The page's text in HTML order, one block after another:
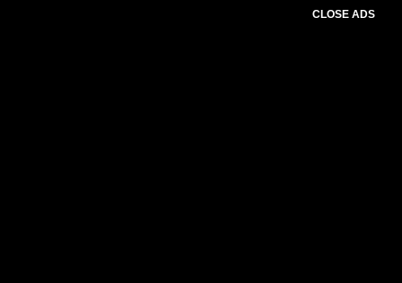
CLOSE ADS